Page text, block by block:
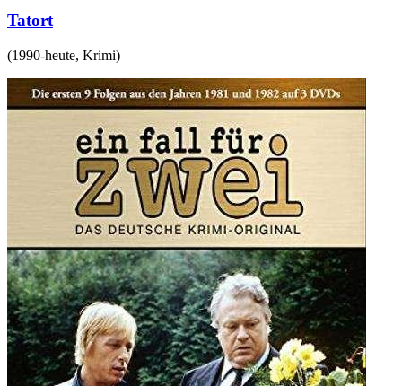
Tatort
(1990-heute, Krimi)